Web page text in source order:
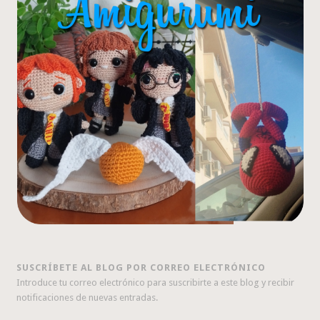
SUSCRÍBETE AL BLOG POR CORREO ELECTRÓNICO
Introduce tu correo electrónico para suscribirte a este blog y recibir
notificaciones de nuevas entradas.